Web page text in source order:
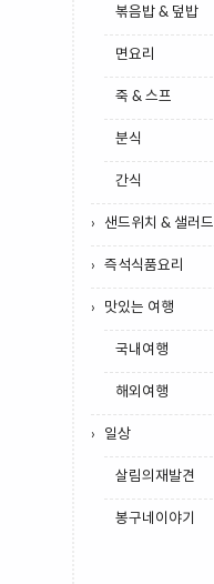
볶음밥 & 덮밥
면요리
죽 & 스프
분식
간식
샌드위치 & 샐러드
즉석식품요리
맛있는 여행
국내여행
해외여행
일상
살림의재발견
봉구네이야기